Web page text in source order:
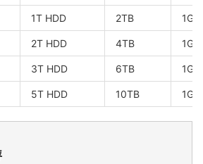
1T HDD 2TB
2T HDD 4TB
3T HDD 6TB
5T HDD 10TB